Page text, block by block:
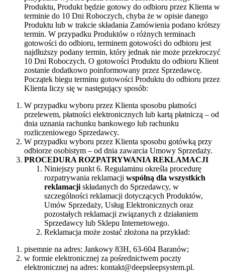
Produktu, Produkt będzie gotowy do odbioru przez Klienta w
terminie do 10 Dni Roboczych, chyba że w opisie danego
Produktu lub w trakcie składania Zamówienia podano krótszy
termin. W przypadku Produktów o różnych terminach
gotowości do odbioru, terminem gotowości do odbioru jest
najdłuższy podany termin, który jednak nie może przekroczyć
10 Dni Roboczych. O gotowości Produktu do odbioru Klient
zostanie dodatkowo poinformowany przez Sprzedawcę.
Początek biegu terminu gotowości Produktu do odbioru przez
Klienta liczy się w następujący sposób:
W przypadku wyboru przez Klienta sposobu płatności
przelewem, płatności elektronicznych lub kartą płatniczą – od
dnia uznania rachunku bankowego lub rachunku
rozliczeniowego Sprzedawcy.
W przypadku wyboru przez Klienta sposobu gotówką przy
odbiorze osobistym – od dnia zawarcia Umowy Sprzedaży.
PROCEDURA ROZPATRYWANIA REKLAMACJI
Niniejszy punkt 6. Regulaminu określa procedurę
rozpatrywania reklamacji wspólną dla wszystkich
reklamacji składanych do Sprzedawcy, w
szczególności reklamacji dotyczących Produktów,
Umów Sprzedaży, Usług Elektronicznych oraz
pozostałych reklamacji związanych z działaniem
Sprzedawcy lub Sklepu Internetowego.
Reklamacja może zostać złożona na przykład:
pisemnie na adres: Jankowy 83H, 63-604 Baranów;
w formie elektronicznej za pośrednictwem poczty
elektronicznej na adres: kontakt@deepsleepsystem.pl.